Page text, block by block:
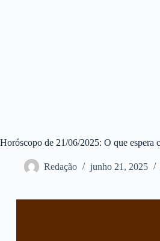
Horóscopo de 21/06/2025: O que espera
Redação junho 21, 2025